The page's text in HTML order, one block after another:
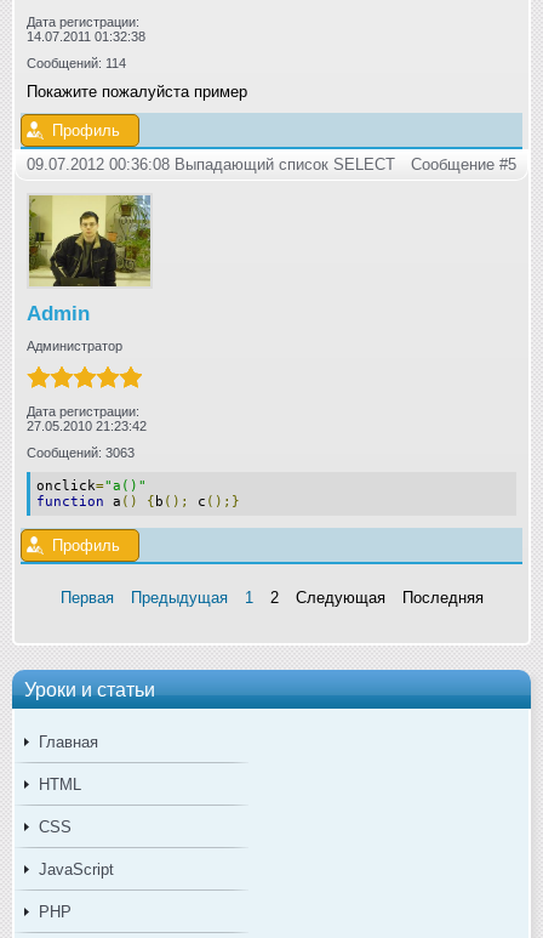
Уроки и статьи
Главная
HTML
CSS
JavaScript
PHP
Дата регистрации:
14.07.2011 01:32:38
Сообщений: 114
Покажите пожалуйста пример
Профиль
09.07.2012 00:36:08 Выпадающий список SELECT
Сообщение #5
Admin
Администратор
Дата регистрации:
27.05.2010 21:23:42
Сообщений: 3063
onclick="a()"
function a () { b (); c ();}
Профиль
Первая Предыдущая 1 2 Следующая Последняя